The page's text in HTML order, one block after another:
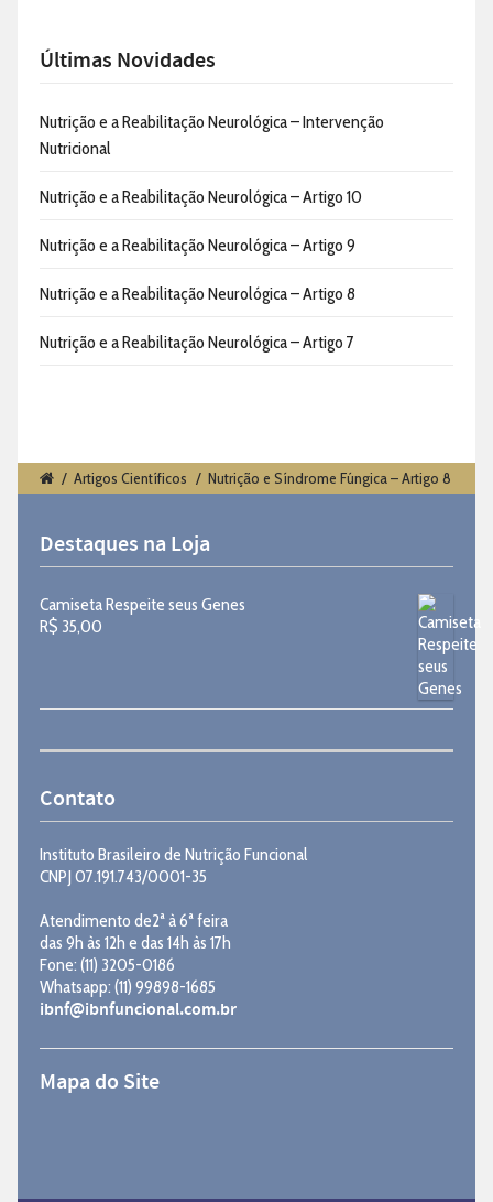
Últimas Novidades
Nutrição e a Reabilitação Neurológica – Intervenção
Nutricional
Nutrição e a Reabilitação Neurológica – Artigo 10
Nutrição e a Reabilitação Neurológica – Artigo 9
Nutrição e a Reabilitação Neurológica – Artigo 8
Nutrição e a Reabilitação Neurológica – Artigo 7
/ Artigos Científicos / Nutrição e Síndrome Fúngica – Artigo 8
Destaques na Loja
Camiseta Respeite seus Genes
R$ 35,00
Contato
Instituto Brasileiro de Nutrição Funcional
CNPJ 07.191.743/0001-35
Atendimento de2ª à 6ª feira
das 9h às 12h e das 14h às 17h
Fone: (11) 3205-0186
Whatsapp: (11) 99898-1685
ibnf@ibnfuncional.com.br
Mapa do Site